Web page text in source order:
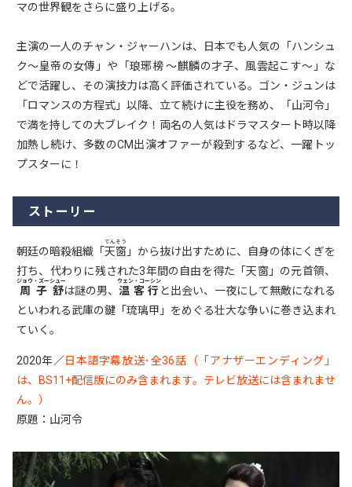
マの世界観をさらに盛り上げる。
主演の一人のチャン・ジャーハンは、日本でも人気の「ハンシュ
ク～皇帝の女傳」や「琅琊榜 ～麒麟の才子、風雲起こす～」な
どで活躍し、その演技力は高く評価されている。ゴン・ジュンは
「ロマンスの方程式」以降、立て続けに主役を務め、「山河令」
で満を持しての大ブレイク！両名の人気はドラマスタート時以降
加熱し続け、多数のCM出演オファーが殺到するなど、一躍トッ
プスターに！
ストーリー
朝廷の暗殺組織「 天窗
てんそう
」から抜け出すために、⾃⾝の体にくぎを
打ち、代わりに残された3年間の⾃由を得た「天窗」の元⾸領、
周⼦舒
ジョウ・ズーシュー
は謎の男、 温客⾏
ウェン・コーシン
と出会い、⼀夜にして無敵になれる
といわれる武庫の鍵「琉璃甲」をめぐる壮⼤な争いに巻き込まれ
ていく。
2020年／ 日本語字幕放送･全36話（「アナザーエンディング」
は、BS11+配信版にのみ含まれます。テレビ放送には含まれませ
ん。）
原題：山河令